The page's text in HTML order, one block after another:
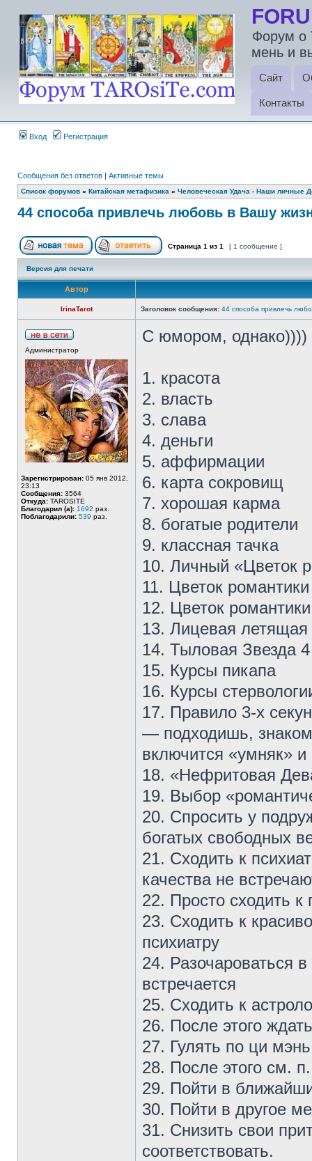
Форум о
мень и
Сайт
Контакты
Вход Регистрация
Сообщения без ответов | Активные темы
Список форумов » Китайская метафизика » Человеческая Удача - Наши личные
44 способа привлечь любовь в Вашу
Страница 1 из 1 [ 1 сообщение ]
Версия для печати
Автор
IrinaTarot Заголовок сообщения: 44 способа привлечь
Администратор
Зарегистрирован: 05 янв 2012,
23:13
Сообщения: 3564
Откуда: TAROSITE
Благодарил (а): 1692 раз.
Поблагодарили: 539 раз.
С юмором, однако))))
1. красота
2. власть
3. слава
4. деньги
5. аффирмации
6. карта сокровищ
7. хорошая карма
8. богатые родители
9. классная тачка
10. Личный «Цветок
11. Цветок
12. Цветок
13. Лицевая летящая
14. Тыловая Звезда
15. Курсы пикапа
16. Курсы
17. Правило 3-х
— подходишь,
включится «умняк»
18. «Нефритовая
19. Выбор
20. Спросить у
богатых свободных
21. Сходить к
качества не
22. Просто сходить к
23. Сходить к
психиатру
24. Разочароваться
встречается
25. Сходить к
26. После этого
27. Гулять по ци
28. После этого см.
29. Пойти в
30. Пойти в другое
31. Снизить свои
соответствовать.